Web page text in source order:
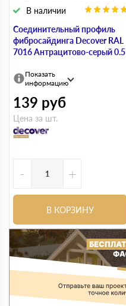
Соединительный профиль
фибросайдинга Decover RAL
7016 Антрацитово-серый 0.5
В наличии
Показать
информацию
139 руб
Цена за шт.
- +
В КОРЗИНУ